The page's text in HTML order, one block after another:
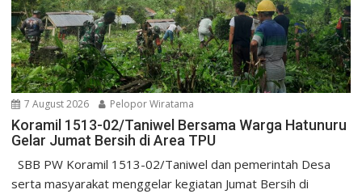
7 August 2026 Pelopor Wiratama
Koramil 1513-02/Taniwel Bersama Warga Hatunuru
Gelar Jumat Bersih di Area TPU
SBB PW Koramil 1513-02/Taniwel dan pemerintah Desa
serta masyarakat menggelar kegiatan Jumat Bersih di